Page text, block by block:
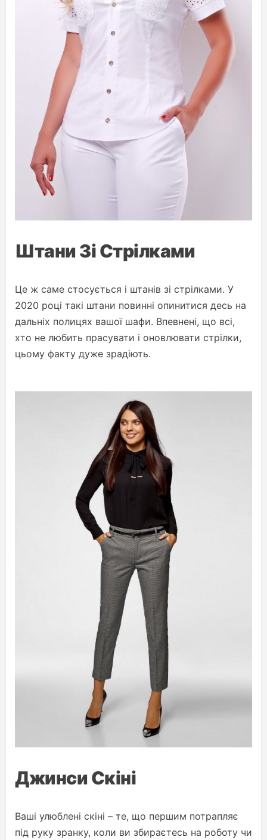
Штани Зі Стрілками
Це ж саме стосується і штанів зі стрілками. У
2020 році такі штани повинні опинитися десь на
дальніх полицях вашої шафи. Впевнені, що всі,
хто не любить прасувати і оновлювати стрілки,
цьому факту дуже зрадіють.
Джинси Скіні
Ваші улюблені скіні – те, що першим потрапляє
під руку зранку, коли ви збираєтесь на роботу чи